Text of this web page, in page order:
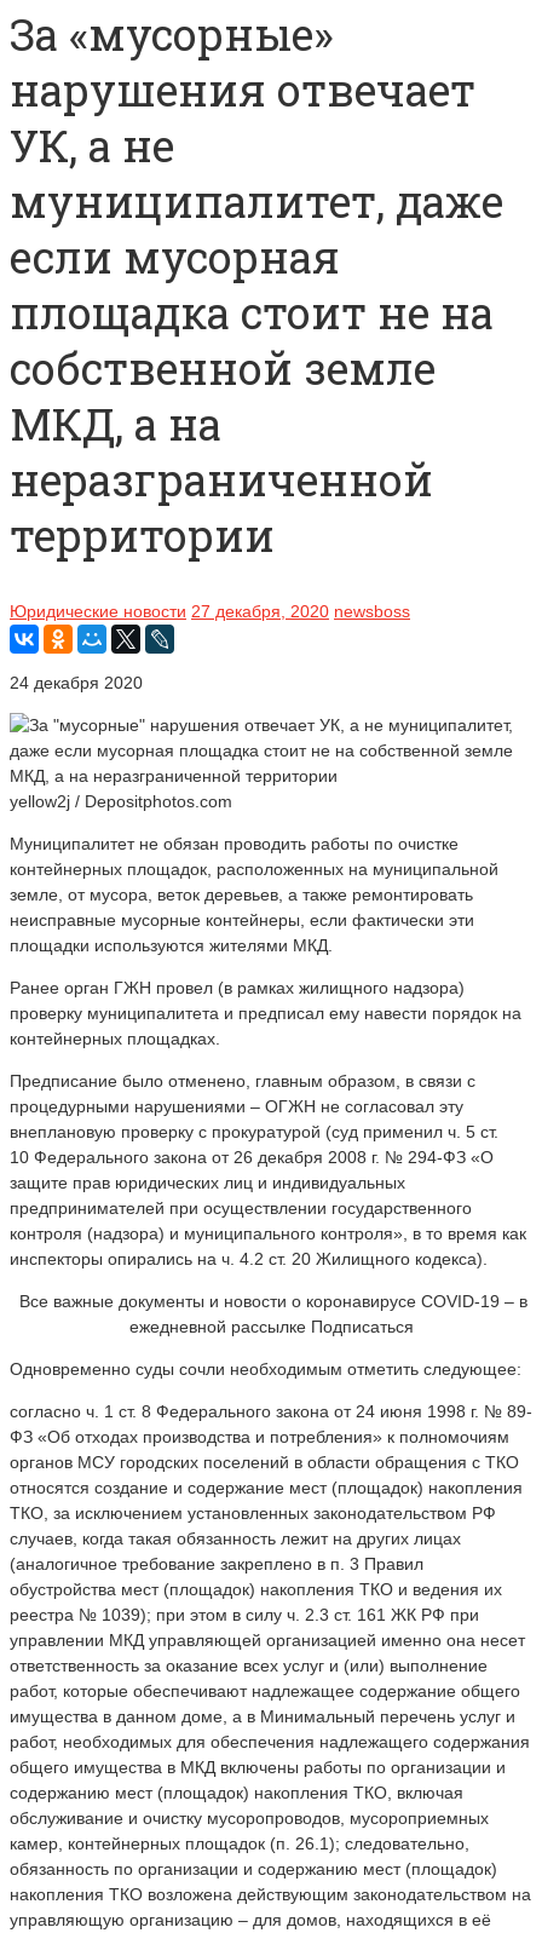
За «мусорные»
нарушения отвечает
УК, а не
муниципалитет, даже
если мусорная
площадка стоит не на
собственной земле
МКД, а на
неразграниченной
территории
Юридические новости 27 декабря, 2020 newsboss
24 декабря 2020
yellow2j / Depositphotos.com
Муниципалитет не обязан проводить работы по очистке
контейнерных площадок, расположенных на муниципальной
земле, от мусора, веток деревьев, а также ремонтировать
неисправные мусорные контейнеры, если фактически эти
площадки используются жителями МКД.
Ранее орган ГЖН провел (в рамках жилищного надзора)
проверку муниципалитета и предписал ему навести порядок на
контейнерных площадках.
Предписание было отменено, главным образом, в связи с
процедурными нарушениями – ОГЖН не согласовал эту
внеплановую проверку с прокуратурой (суд применил ч. 5 ст.
10 Федерального закона от 26 декабря 2008 г. № 294-ФЗ «О
защите прав юридических лиц и индивидуальных
предпринимателей при осуществлении государственного
контроля (надзора) и муниципального контроля», в то время как
инспекторы опирались на ч. 4.2 ст. 20 Жилищного кодекса).
Все важные документы и новости о коронавирусе COVID-19 – в
ежедневной рассылке Подписаться
Одновременно суды сочли необходимым отметить следующее:
согласно ч. 1 ст. 8 Федерального закона от 24 июня 1998 г. № 89-
ФЗ «Об отходах производства и потребления» к полномочиям
органов МСУ городских поселений в области обращения с ТКО
относятся создание и содержание мест (площадок) накопления
ТКО, за исключением установленных законодательством РФ
случаев, когда такая обязанность лежит на других лицах
(аналогичное требование закреплено в п. 3 Правил
обустройства мест (площадок) накопления ТКО и ведения их
реестра № 1039); при этом в силу ч. 2.3 ст. 161 ЖК РФ при
управлении МКД управляющей организацией именно она несет
ответственность за оказание всех услуг и (или) выполнение
работ, которые обеспечивают надлежащее содержание общего
имущества в данном доме, а в Минимальный перечень услуг и
работ, необходимых для обеспечения надлежащего содержания
общего имущества в МКД включены работы по организации и
содержанию мест (площадок) накопления ТКО, включая
обслуживание и очистку мусоропроводов, мусороприемных
камер, контейнерных площадок (п. 26.1); следовательно,
обязанность по организации и содержанию мест (площадок)
накопления ТКО возложена действующим законодательством на
управляющую организацию – для домов, находящихся в её